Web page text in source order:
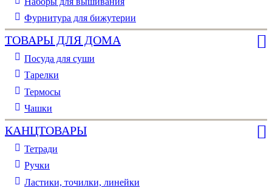
Фурнитура для бижутерии
ТОВАРЫ ДЛЯ ДОМА
Посуда для суши
Тарелки
Термосы
Чашки
КАНЦТОВАРЫ
Тетради
Ручки
Ластики, точилки, линейки